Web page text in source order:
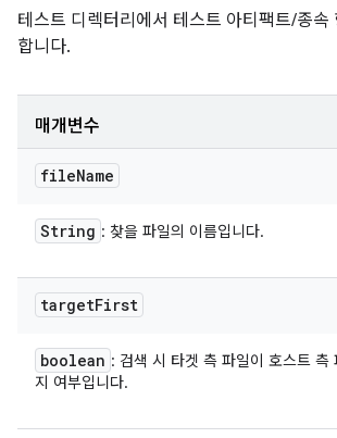
테스트 디렉터리에서 테스트 아티팩트/종속
합니다.
매개변수
fileName
String : 찾을 파일의 이름입니다.
targetFirst
boolean : 검색 시 타겟 측 파일이 호스트 측
지 여부입니다.